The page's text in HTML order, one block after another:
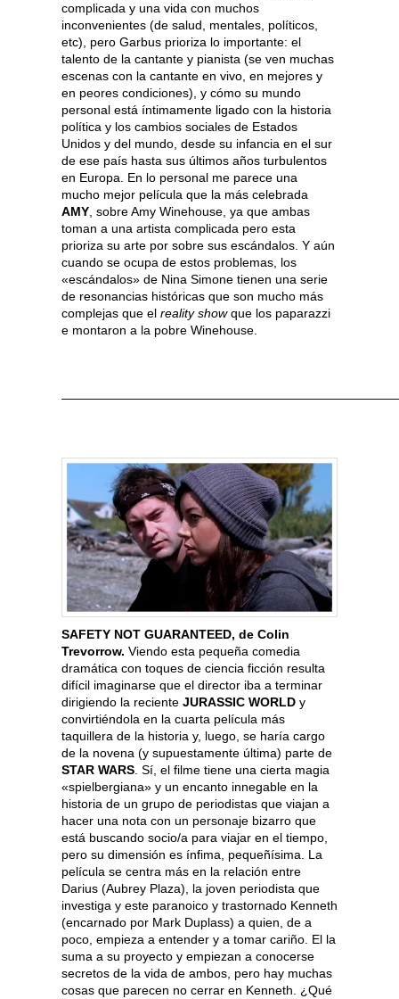
complicada y una vida con muchos
inconvenientes (de salud, mentales, políticos,
etc), pero Garbus prioriza lo importante: el
talento de la cantante y pianista (se ven muchas
escenas con la cantante en vivo, en mejores y
en peores condiciones), y cómo su mundo
personal está íntimamente ligado con la historia
política y los cambios sociales de Estados
Unidos y del mundo, desde su infancia en el sur
de ese país hasta sus últimos años turbulentos
en Europa. En lo personal me parece una
mucho mejor película que la más celebrada
AMY, sobre Amy Winehouse, ya que ambas
toman a una artista complicada pero esta
prioriza su arte por sobre sus escándalos. Y aún
cuando se ocupa de estos problemas, los
«escándalos» de Nina Simone tienen una serie
de resonancias históricas que son mucho más
complejas que el reality showque los paparazzi
e montaron a la pobre Winehouse.
SAFETY NOT GUARANTEED, de Colin
Trevorrow. Viendo esta pequeña comedia
dramática con toques de ciencia ficción resulta
difícil imaginarse que el director iba a terminar
dirigiendo la reciente JURASSIC WORLD y
convirtiéndola en la cuarta película más
taquillera de la historia y, luego, se haría cargo
de la novena (y supuestamente última) parte de
STAR WARS. Sí, el filme tiene una cierta magia
«spielbergiana» y un encanto innegable en la
historia de un grupo de periodistas que viajan a
hacer una nota con un personaje bizarro que
está buscando socio/a para viajar en el tiempo,
pero su dimensión es ínfima, pequeñísima. La
película se centra más en la relación entre
Darius (Aubrey Plaza), la joven periodista que
investiga y este paranoico y trastornado Kenneth
(encarnado por Mark Duplass) a quien, de a
poco, empieza a entender y a tomar cariño. El la
suma a su proyecto y empiezan a conocerse
secretos de la vida de ambos, pero hay muchas
cosas que parecen no cerrar en Kenneth. ¿Qué